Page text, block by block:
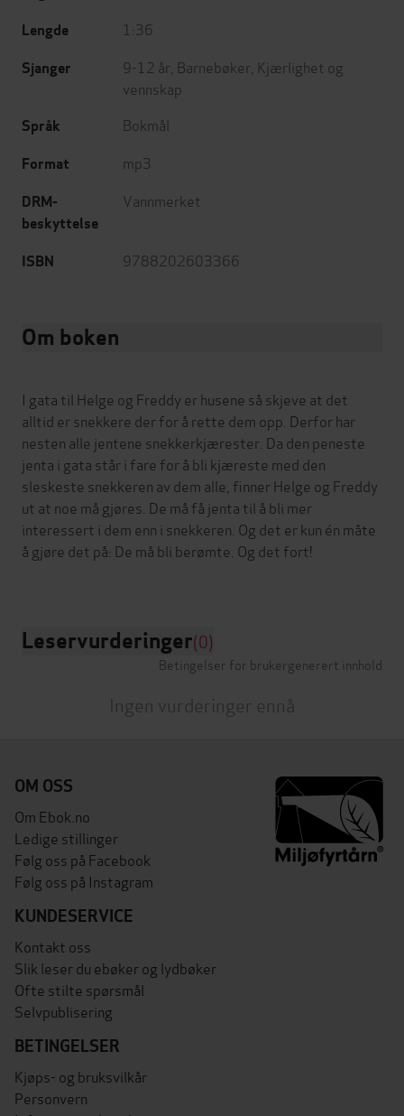
Lengde 1:36
Sjanger 9-12 år Barnebøker Kjærlighet og
vennskap
Språk Bokmål
Format mp3
DRM-
beskyttelse
Vannmerket
ISBN 9788202603366
Om boken
I gata til Helge og Freddy er husene så skjeve at det
alltid er snekkere der for å rette dem opp. Derfor har
nesten alle jentene snekkerkjærester. Da den peneste
jenta i gata står i fare for å bli kjæreste med den
sleskeste snekkeren av dem alle, finner Helge og Freddy
ut at noe må gjøres. De må få jenta til å bli mer
interessert i dem enn i snekkeren. Og det er kun én måte
å gjøre det på: De må bli berømte. Og det fort!
Leservurderinger(0)
Betingelser for brukergenerert innhold
Ingen vurderinger ennå
OM OSS
Om Ebok.no
Ledige stillinger
Følg oss på Facebook
Følg oss på Instagram
KUNDESERVICE
Kontakt oss
Slik leser du ebøker og lydbøker
Ofte stilte spørsmål
Selvpublisering
BETINGELSER
Kjøps- og bruksvilkår
Personvern